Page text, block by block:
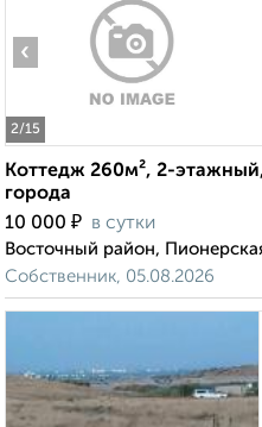
2/15
‹
Коттедж 260м², 2-
города
10 000 ₽ в сутки
Восточный район,
Собственник, 05.08.2026